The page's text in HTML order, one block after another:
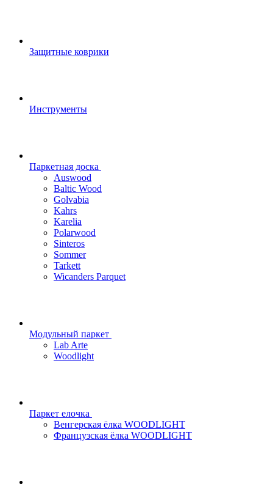
Защитные коврики
Инструменты
Паркетная доска
Auswood
Baltic Wood
Golvabia
Kahrs
Karelia
Polarwood
Sinteros
Sommer
Tarkett
Wicanders Parquet
Модульный паркет
Lab Arte
Woodlight
Паркет елочка
Венгерская ёлка WOODLIGHT
Французская ёлка WOODLIGHT